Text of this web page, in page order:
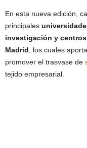
En esta nueva edición,
principales
investigación y
Madrid , los cuales
promover el trasvase de
tejido empresarial.